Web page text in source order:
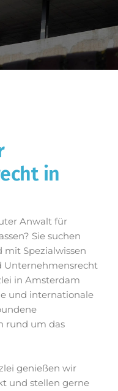
in
Anwalt für
Sie suchen
mit Spezialwissen
Unternehmensrecht
in Amsterdam
und internationale
rund um das
genießen wir
und stellen gerne